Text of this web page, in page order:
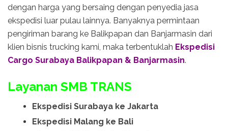
dengan harga yang bersaing dengan penyedia jasa
ekspedisi luar pulau lainnya. Banyaknya permintaan
pengiriman barang ke Balikpapan dan Banjarmasin dari
klien bisnis trucking kami, maka terbentuklah Ekspedisi
Cargo Surabaya Balikpapan & Banjarmasin.
Layanan SMB TRANS
Ekspedisi Surabaya ke Jakarta
Ekspedisi Malang ke Bali